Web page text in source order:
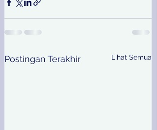
Postingan Terakhir Lihat Semua